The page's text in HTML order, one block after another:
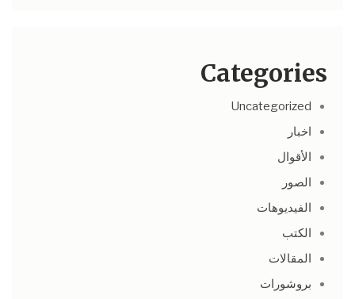
Categories
Uncategorized
اخبار
الأقوال
الصور
الفيديوهات
الكتب
المقالات
بروشورات